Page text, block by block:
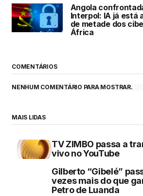
Angola
Interpol: IA já está
de metade dos
África
COMENTÁRIOS
NENHUM COMENTÁRIO PARA MOSTRAR.
MAIS LIDAS
TV ZIMBO passa a
vivo no YouTube
Gilberto “Gibelé”
vezes mais do que
Petro de Luanda